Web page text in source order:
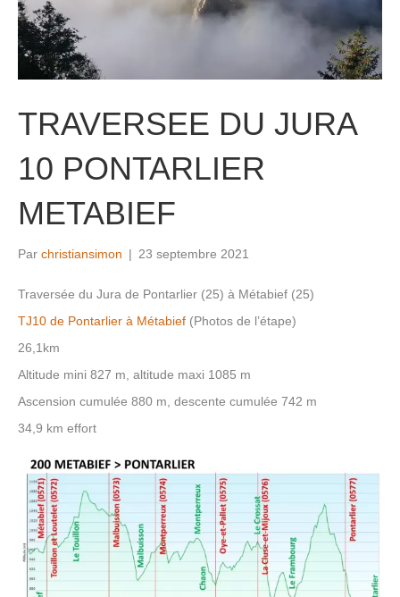
TRAVERSEE DU JURA
10 PONTARLIER
METABIEF
Par christiansimon | 23 septembre 2021
Traversée du Jura de Pontarlier (25) à Métabief (25)
TJ10 de Pontarlier à Métabief (Photos de l’étape)
26,1km
Altitude mini 827 m, altitude maxi 1085 m
Ascension cumulée 880 m, descente cumulée 742 m
34,9 km effort